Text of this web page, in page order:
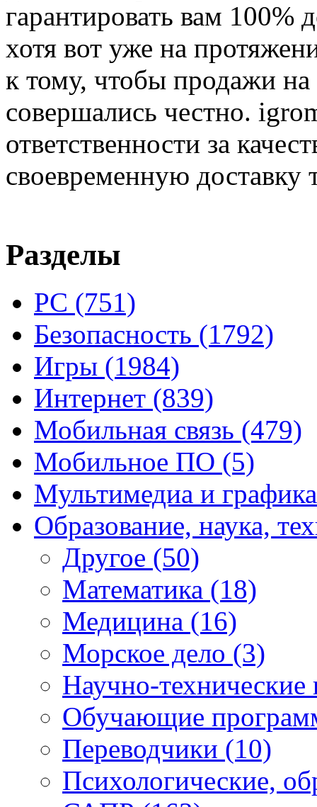
гарантировать вам 100%
хотя вот уже на
к тому, чтобы продажи
совершались честно.
ответственности за
своевременную доставку
Разделы
PC (751)
Безопасность (1792)
Игры (1984)
Интернет (839)
Мобильная связь (479)
Мобильное ПО (5)
Мультимедиа и
Образование, наука,
Другое (50)
Математика (18)
Медицина (16)
Морское дело (3)
Научно-
Обучающие
Переводчики (10)
Психологические,